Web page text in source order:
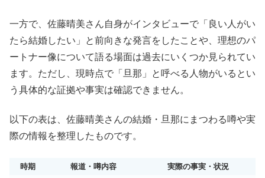
一方で、佐藤晴美さん自身がインタビューで「良い人がい
たら結婚したい」と前向きな発言をしたことや、理想のパ
ートナー像について語る場面は過去にいくつか見られてい
ます。ただし、現時点で「旦那」と呼べる人物がいるとい
う具体的な証拠や事実は確認できません。
以下の表は、佐藤晴美さんの結婚・旦那にまつわる噂や実
際の情報を整理したものです。
時期 報道・噂内容 実際の事実・状況